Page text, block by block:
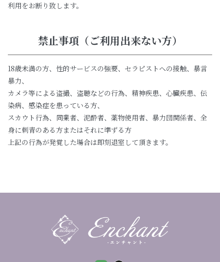
利用をお断り致します。
禁止事項（ご利用出来ない方）
18歳未満の方、性的サービスの強要、セラピストへの接触、暴言
暴力、
カメラ等による盗撮、盗聴などの行為、精神疾患、心臓疾患、伝
染病、感染症を患っている方、
スカウト行為、同業者、泥酔者、薬物使用者、暴力団関係者、全
身に刺青のある方またはそれに準ずる方
上記の行為が発覚した場合は即刻退室して頂きます。